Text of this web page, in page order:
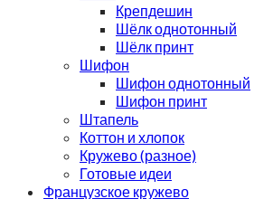
Крепдешин
Шёлк однотонный
Шёлк принт
Шифон
Шифон однотонный
Шифон принт
Штапель
Коттон и хлопок
Кружево (разное)
Готовые идеи
Французское кружево